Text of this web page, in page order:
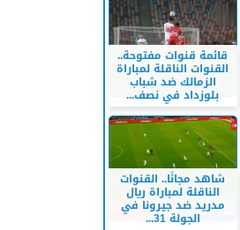
قائمة قنوات مفتوحة..
القنوات الناقلة لمباراة
الزمالك ضد شباب
بلوزداد في نصف...
شاهد مجانًا.. القنوات
الناقلة لمباراة ريال
مدريد ضد جيرونا في
الجولة 31...